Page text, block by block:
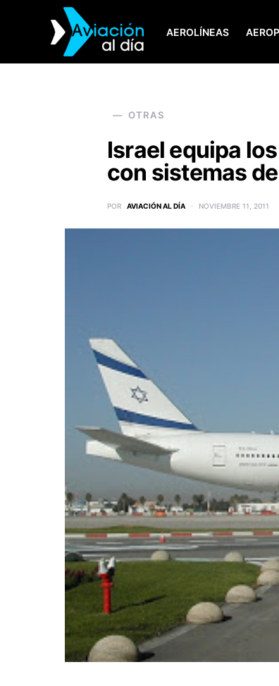
AEROLÍNEAS
SEARCH FOR:
OTRAS
Israel equipa
con sistemas
POR AVIACIÓN AL DÍA NOVIEMBRE 11, 2011